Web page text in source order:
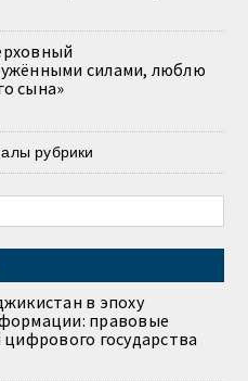
силами, люблю
сына»
рубрики
в эпоху
правовые
государства